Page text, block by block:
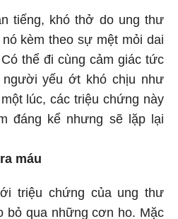
tiếng, khó thở do ung thư
kèm theo sự mệt mỏi dai
thể đi cùng cảm giác tức
người yếu ớt khó chịu như
lúc, các triệu chứng này
đáng kể nhưng sẽ lặp lại
máu
triệu chứng của ung thư
bỏ qua những cơn ho. Mặc